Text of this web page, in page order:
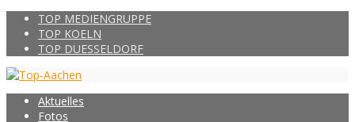
TOP MEDIENGRUPPE
TOP KOELN
TOP DUESSELDORF
Aktuelles
Fotos